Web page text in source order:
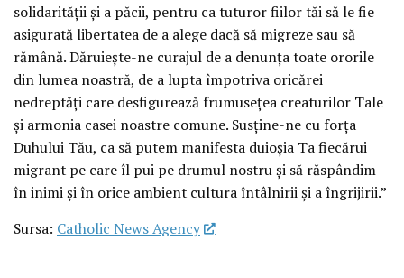
solidarității și a păcii, pentru ca tuturor fiilor tăi să le fie
asigurată libertatea de a alege dacă să migreze sau să
rămână. Dăruiește-ne curajul de a denunța toate ororile
din lumea noastră, de a lupta împotriva oricărei
nedreptăți care desfigurează frumusețea creaturilor Tale
și armonia casei noastre comune. Susține-ne cu forța
Duhului Tău, ca să putem manifesta duioșia Ta fiecărui
migrant pe care îl pui pe drumul nostru și să răspândim
în inimi și în orice ambient cultura întâlnirii și a îngrijirii.”
Sursa: Catholic News Agency